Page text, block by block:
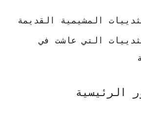
المشيمية القديمة
التي عاشت في
الرئيسية